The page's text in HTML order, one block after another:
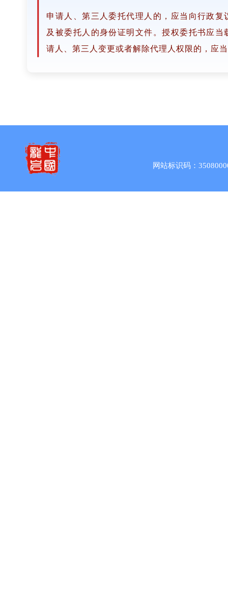
申请人、第三人委托代理人的，应当向行政
及被委托人的身份证明文件。授权委托书应
请人、第三人变更或者解除代理人权限的，应
网站标识码：